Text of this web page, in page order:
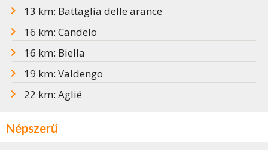
13 km: Battaglia delle arance
16 km: Candelo
16 km: Biella
19 km: Valdengo
22 km: Aglié
Népszerű